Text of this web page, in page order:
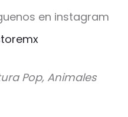
en instagram
Pop, Animales